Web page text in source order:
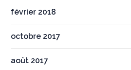
février 2018
octobre 2017
août 2017